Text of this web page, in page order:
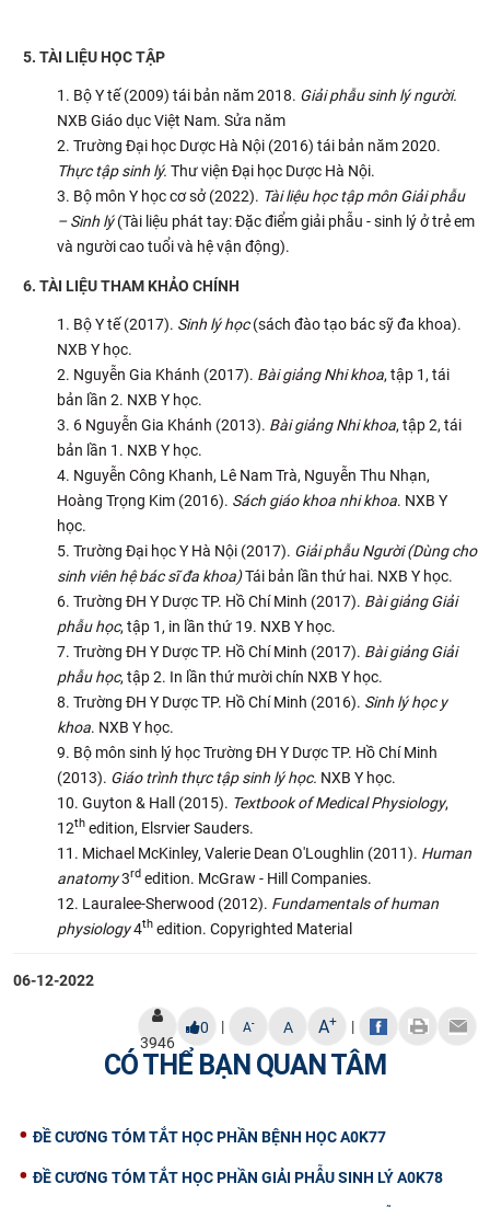
5. TÀI LIỆU HỌC TẬP
Bộ Y tế (2009) tái bản năm 2018. Giải phẫu sinh lý người.
NXB Giáo dục Việt Nam. Sửa năm
Trường Đại học Dược Hà Nội (2016) tái bản năm 2020.
Thực tập sinh lý. Thư viện Đại học Dược Hà Nội.
Bộ môn Y học cơ sở (2022). Tài liệu học tập môn Giải phẫu
– Sinh lý(Tài liệu phát tay: Đặc điểm giải phẫu - sinh lý ở trẻ em
và người cao tuổi và hệ vận động).
6. TÀI LIỆU THAM KHẢO CHÍNH
Bộ Y tế (2017). Sinh lý học(sách đào tạo bác sỹ đa khoa).
NXB Y học.
Nguyễn Gia Khánh (2017). Bài giảng Nhi khoa, tập 1, tái
bản lần 2. NXB Y học.
6 Nguyễn Gia Khánh (2013). Bài giảng Nhi khoa, tập 2, tái
bản lần 1. NXB Y học.
Nguyễn Công Khanh, Lê Nam Trà, Nguyễn Thu Nhạn,
Hoàng Trọng Kim (2016). Sách giáo khoa nhi khoa. NXB Y
học.
Trường Đại học Y Hà Nội (2017). Giải phẫu Người (Dùng cho
sinh viên hệ bác sĩ đa khoa)Tái bản lần thứ hai. NXB Y học.
Trường ĐH Y Dược TP. Hồ Chí Minh (2017). Bài giảng Giải
phẫu học, tập 1, in lần thứ 19. NXB Y học.
Trường ĐH Y Dược TP. Hồ Chí Minh (2017). Bài giảng Giải
phẫu học, tập 2. In lần thứ mười chín NXB Y học.
Trường ĐH Y Dược TP. Hồ Chí Minh (2016). Sinh lý học y
khoa. NXB Y học.
Bộ môn sinh lý học Trường ĐH Y Dược TP. Hồ Chí Minh
(2013). Giáo trình thực tập sinh lý học. NXB Y học.
Guyton & Hall (2015). Textbook of Medical Physiology,
12th edition, Elsrvier Sauders.
Michael McKinley, Valerie Dean O'Loughlin (2011). Human
anatomy3rd edition. McGraw - Hill Companies.
Lauralee-Sherwood (2012). Fundamentals of human
physiology4th edition. Copyrighted Material
06-12-2022
3946
0 | A- A A+ |
CÓ THỂ BẠN QUAN TÂM
ĐỀ CƯƠNG TÓM TẮT HỌC PHẦN BỆNH HỌC A0K77
ĐỀ CƯƠNG TÓM TẮT HỌC PHẦN GIẢI PHẪU SINH LÝ A0K78